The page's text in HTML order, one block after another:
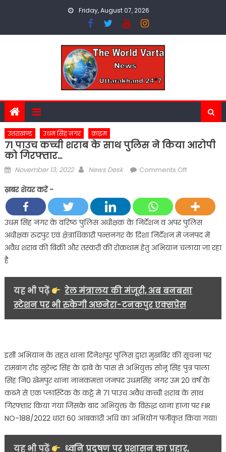
Friday, August 07, 2026
उत्तराखण्ड उधम सिंह नगर क्राइम
71 पाउच कच्ची शराब के साथ पुलिस ने किया आरोपी
को गिरफ्तार…
Posted
November 13, 2022 Author
News Desk Comments Offon
कच्ची
शराब
के
साथ
पुलिस
आरोपी
को
ख़बर शेयर करें -
उधम सिंह नगर के वरिष्ठ पुलिस अधीक्षक के निर्देशन व अपर पुलिस
अधीक्षक रुद्रपुर एवं क्षेत्राधिकारी पन्तनगर के दिशा निर्देशन में जनपद में
अवैध शराब की बिक्री और तस्करी की रोकथाम हेतु अभियान चलाया जा रहा
है
यह भी पढ़ें
रेल मंत्रालय की मंजूरी, अब बनबसा
स्टेशन पर भी रुकेगी अछनेरा-टनकपुर एक्सप्रेस
इसी अभियान के तहत थाना दिनेशपुर पुलिस द्वारा मुखबिर की सूचना पर
रामबाग रोड सुरेन्द्र सिंह के ढाबे के पास से अभियुक्त सोनू सिंह पुत्र पाला
सिंह नि0 खेमपुर थाना नानकमत्ता जनपद उधमसिंह नगर उम 20 वर्ष के
कब्जे से एक प्लास्टिक के कट्टे मे 71 पाउच अवैध कच्ची शराब के साथ
गिरफ्तार किया गया जिसके बाद अभियुक्त के विरुद्ध थाना हाजा पर FIR
NO-188/2022 धारा 60 आबकारी अधि का अभियोग पंजीकृत किया गया।
यह भी पढ़ें
ध्वनि प्रदूषण पर प्रशासन का प्रहार,